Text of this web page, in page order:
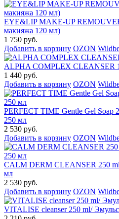
EYE&LIP MAKE-UP
макияжа 120 мл)
1 750 руб.
Добавить в корзину OZON
ALPHA COMPLEX СLEANSER
1 440 руб.
Добавить в корзину OZON
PERFECT TIME Gentle Gel
250 мл
2 530 руб.
Добавить в корзину OZON
CALM DERM CLEANSER 250
мл
2 530 руб.
Добавить в корзину OZON
VITALISE cleanser 250 ml/